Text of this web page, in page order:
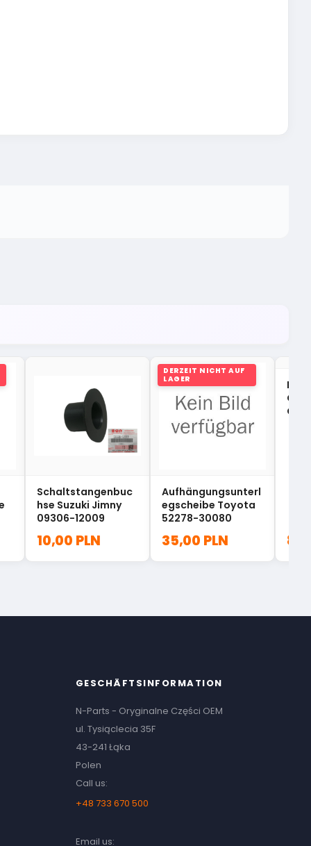
Schaltstangenbuc
hse Suzuki Jimny
09306-12009
10,00 PLN
DERZEIT NICHT AUF
LAGER
Aufhängungsunterl
egscheibe Toyota
52278-30080
35,00 PLN
GESCHÄFTSINFORMATION
N-Parts - Oryginalne Części OEM
ul. Tysiąclecia 35F
43-241 Łąka
Polen
Call us:
+48 733 670 500
Email us: